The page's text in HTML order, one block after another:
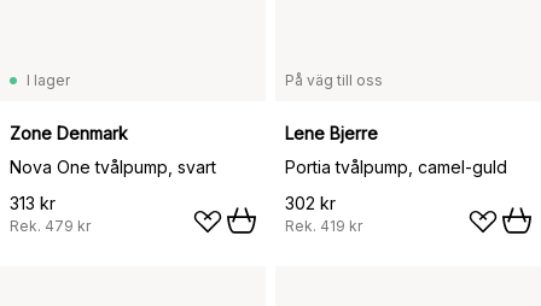
I lager
Zone Denmark
Nova One tvålpump, svart
313 kr
Rek. 479 kr
På väg till oss
Lene Bjerre
Portia tvålpump, camel-guld
302 kr
Rek. 419 kr